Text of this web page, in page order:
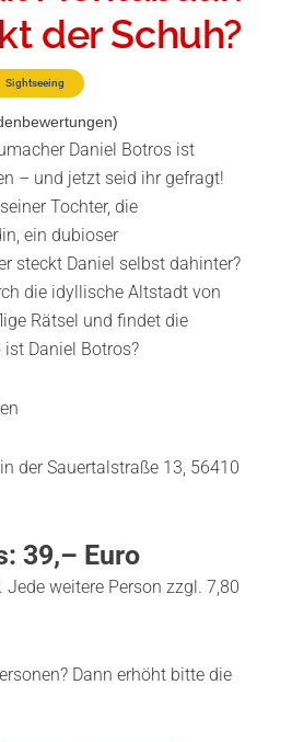
der Schuh?
Sightseeing
Daniel Botros ist
– und jetzt seid ihr gefragt!
Tochter, die
ein dubioser
steckt Daniel selbst dahinter?
die idyllische Altstadt von
Rätsel und findet die
Daniel Botros?
der Sauertalstraße 13, 56410
39,– Euro
Jede weitere Person zzgl. 7,80
Dann erhöht bitte die